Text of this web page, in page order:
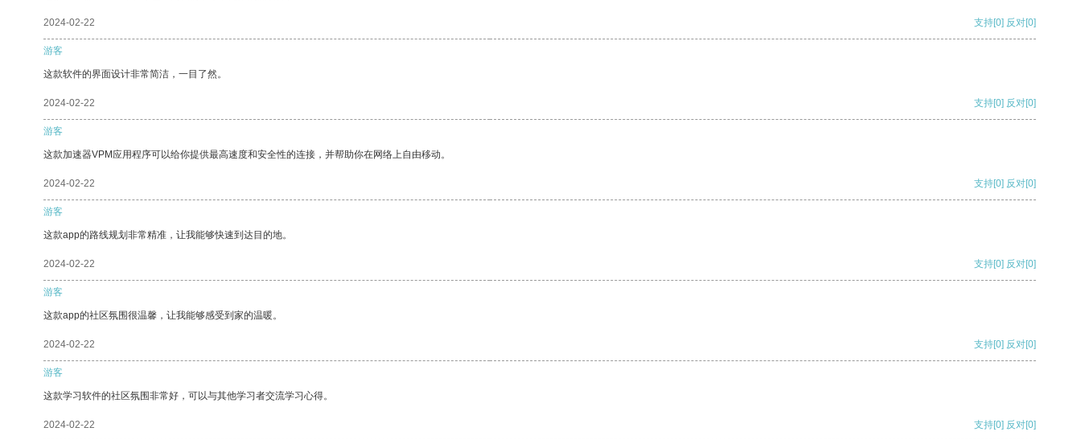
2024-02-22 支持[0] 反对[0]
游客
这款软件的界面设计非常简洁，一目了然。
2024-02-22 支持[0] 反对[0]
游客
这款加速器VPM应用程序可以给你提供最高速度和安全性的连接，并帮助你在网络上自由移动。
2024-02-22 支持[0] 反对[0]
游客
这款app的路线规划非常精准，让我能够快速到达目的地。
2024-02-22 支持[0] 反对[0]
游客
这款app的社区氛围很温馨，让我能够感受到家的温暖。
2024-02-22 支持[0] 反对[0]
游客
这款学习软件的社区氛围非常好，可以与其他学习者交流学习心得。
2024-02-22 支持[0] 反对[0]